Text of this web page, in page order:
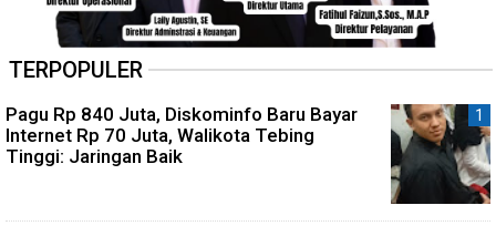
TERPOPULER
Pagu Rp 840 Juta, Diskominfo Baru Bayar
Internet Rp 70 Juta, Walikota Tebing
Tinggi: Jaringan Baik